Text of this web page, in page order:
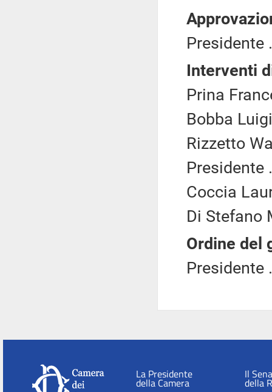
Presidente
Interventi
Prina
Bobba
Rizzetto
Presidente
Coccia
Di Stefano
Ordine del
Presidente
La Presidente
della Camera
Il
della